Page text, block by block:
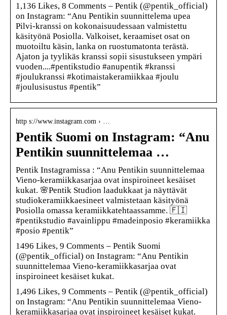
1,136 Likes, 8 Comments – Pentik (@pentik_official)
on Instagram: “Anu Pentikin suunnittelema upea
Pilvi-kranssi on kokonaisuudessaan valmistettu
käsityönä Posiolla. Valkoiset, keraamiset osat on
muotoiltu käsin, lanka on ruostumatonta terästä.
Ajaton ja tyylikäs kranssi sopii sisustukseen ympäri
⁠vuoden..⁠.⁠.⁠#pentikstudio #anupentik #kranssi
#joulukranssi #kotimaistakeramiikkaa #joulu
#joulusisustus #pentik”
http s://www.instagram.com › …
Pentik Suomi on Instagram: “Anu
Pentikin suunnittelemaa …
Pentik Instagramissa : “Anu Pentikin suunnittelemaa
Vieno-keramiikkasarjaa ovat inspiroineet kesäiset
kukat. 🌸⁠⁠Pentik Studion laadukkaat ja näyttävät
studiokeramiikkaesineet valmistetaan käsityönä
Posiolla omassa keramiikkatehtaassamme. 🇫🇮⁠⁠⁠
#pentikstudio #avainlippu #madeinposio #keramiikka
#posio #pentik”
1496 Likes, 9 Comments – Pentik Suomi
(@pentik_official) on Instagram: “Anu Pentikin
suunnittelemaa Vieno-keramiikkasarjaa ovat
inspiroineet kesäiset kukat.
1,496 Likes, 9 Comments – Pentik (@pentik_official)
on Instagram: “Anu Pentikin suunnittelemaa Vieno-
keramiikkasarjaa ovat inspiroineet kesäiset kukat.